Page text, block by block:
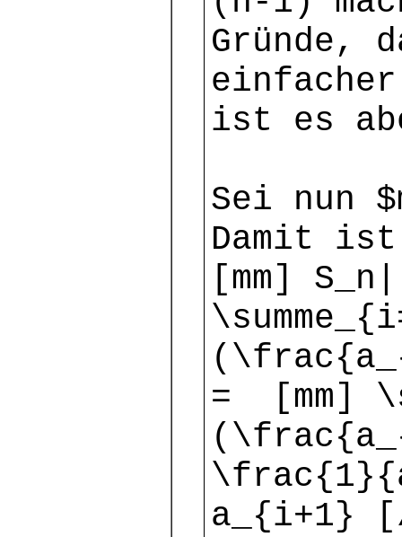
Gründe,
ist es
Sei nun
Damit ist
[mm]
= [mm]
a_{i+1}